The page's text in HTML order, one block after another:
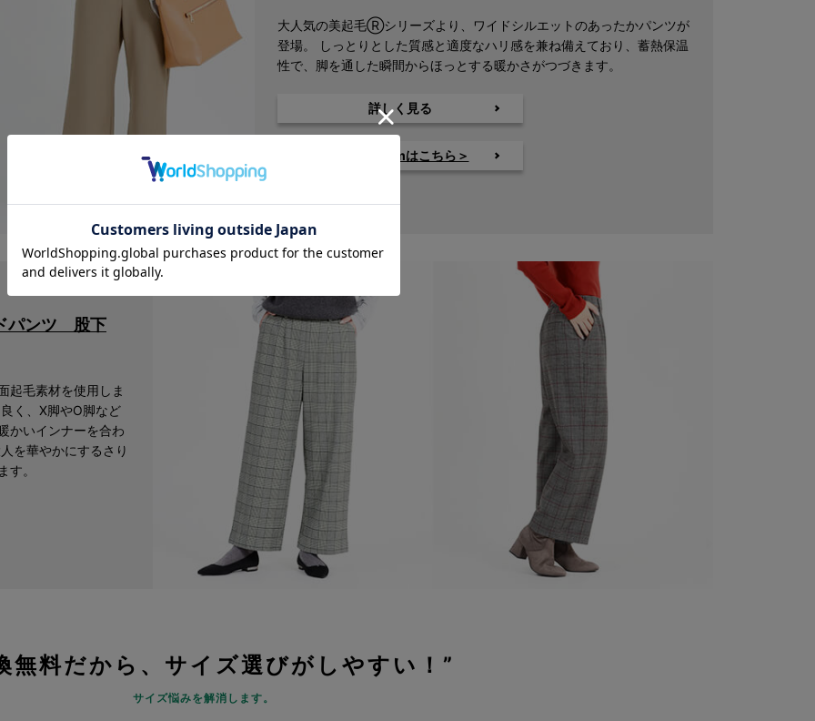
大人気の美起毛Ⓡシリーズより、ワイドシルエットのあったかパンツが
登場。 しっとりとした質感と適度なハリ感を兼ね備えており、蓄熱保温
性で、脚を通した瞬間からほっとする暖かさがつづきます。
詳しく見る
＜股下63cmはこちら＞
パンツ 股下
起毛素材を使用しま
く、X脚やO脚など
かいインナーを合わ
を華やかにするさり
す。
無料だから、サイズ選びがしやすい！”
サイズ悩みを解消します。